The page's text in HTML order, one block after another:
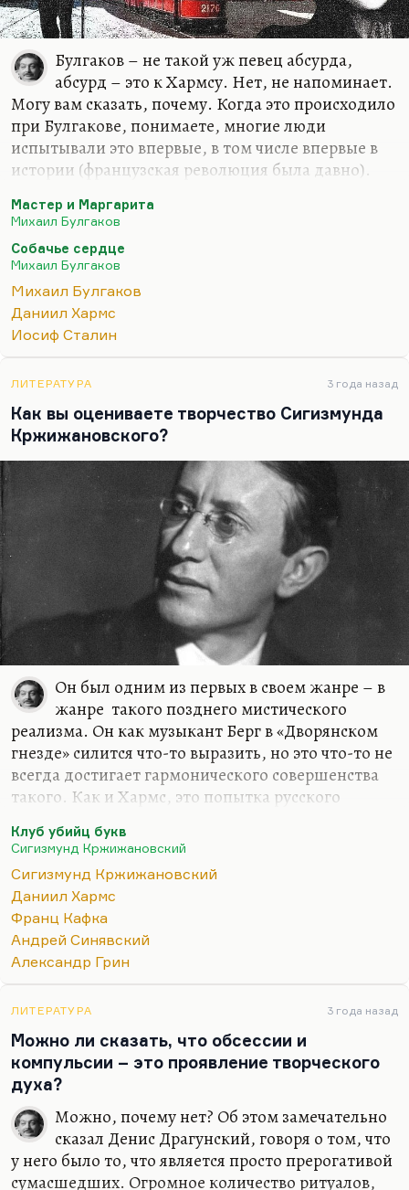
Булгаков – не такой уж певец абсурда,
абсурд – это к Хармсу. Нет, не напоминает.
Могу вам сказать, почему. Когда это происходило
при Булгакове, понимаете, многие люди
испытывали это впервые, в том числе впервые в
истории (французская революция была давно).
говоря, эту поэтику террора, этих серых дней и
ярких, праздничных, оргиастических ночей во
многом и создал сам Булгаков. «Мастер и
Маргарита» – это роман торжествующего
гламура. Кстати говоря, голая вечеринка
Воланда… Многие уже отметили эту параллель, с
танцами в женских платьях, приветы «Гибели
привет.
Но тогда это все имело не скажу…
Мастер и Маргарита
Михаил Булгаков
Собачье сердце
Михаил Булгаков
Михаил Булгаков
Даниил Хармс
Иосиф Сталин
ЛИТЕРАТУРА 3 года назад
Как вы оцениваете творчество Сигизмунда
Кржижановского?
Он был одним из первых в своем жанре – в
жанре такого позднего мистического
реализма. Он как музыкант Берг в «Дворянском
гнезде» силится что-то выразить, но это что-то не
всегда достигает гармонического совершенства
такого. Как и Хармс, это попытка русского
Для меня Кржижановский все-таки очень
умозрителен, при всем уважении к нему. Я
люблю Кржижановского читать, и не зря Андрей
Донатович Синявский называл его одним из
своих предшественников, учителей. Мнение
Синявского здесь авторитетно, потому Терц –
лучший представитель магического реализма в
Клуб убийц букв
Сигизмунд Кржижановский
Сигизмунд Кржижановский
Даниил Хармс
Франц Кафка
Андрей Синявский
Александр Грин
ЛИТЕРАТУРА 3 года назад
Можно ли сказать, что обсессии и
компульсии – это проявление творческого
духа?
Можно, почему нет? Об этом замечательно
сказал Денис Драгунский, говоря о том, что
у него было то, что является просто прерогативой
сумасшедших. Огромное количество ритуалов,